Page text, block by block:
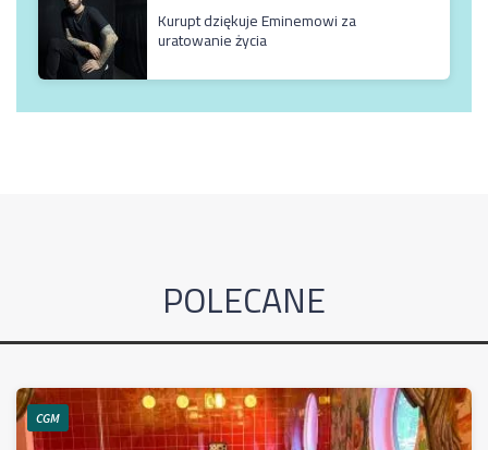
Kurupt dziękuje Eminemowi za
uratowanie życia
POLECANE
CGM